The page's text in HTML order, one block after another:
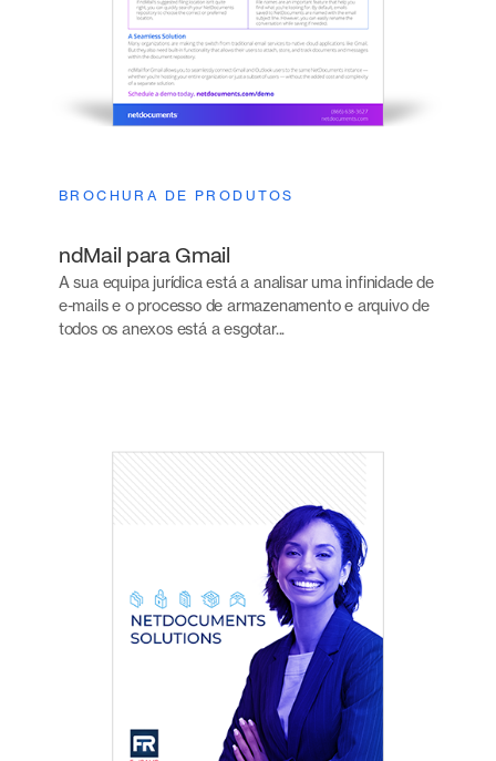
BROCHURA DE PRODUTOS
ndMail para Gmail
A sua equipa jurídica está a analisar uma infinidade de
e-mails e o processo de armazenamento e arquivo de
todos os anexos está a esgotar...